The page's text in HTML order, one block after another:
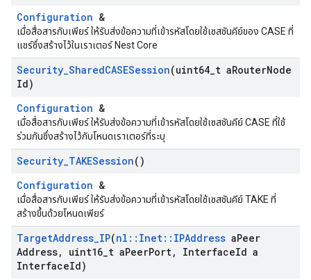
Configuration &
เมื่อสื่อสารกับเพียร์ ให้รับส่งข้อความที่เข้ารหัสโดยใช้เซสชันคีย์ของ CASE ที่
แชร์ซึ่งสร้างไว้ในเราเตอร์ Nest Core
Security_SharedCASESession(uint64 t aRouterNode
Id)
Configuration &
เมื่อสื่อสารกับเพียร์ ให้รับส่งข้อความที่เข้ารหัสโดยใช้เซสชันคีย์ CASE ที่ใช้
ร่วมกันซึ่งสร้างไว้กับโหนดเราเตอร์ที่ระบุ
Security_TAKESession()
Configuration &
เมื่อสื่อสารกับเพียร์ ให้รับส่งข้อความที่เข้ารหัสโดยใช้เซสชันคีย์ TAKE ที่
สร้างขึ้นด้วยโหนดเพียร์
TargetAddress_IP(nl :: Inet:: IPAddress aPeer
Address, uint16 t aPeerPort, InterfaceId a
InterfaceId)